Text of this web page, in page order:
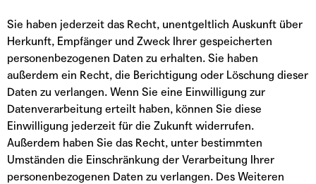
Sie haben jederzeit das Recht, unentgeltlich Auskunft über
Herkunft, Empfänger und Zweck Ihrer gespeicherten
personenbezogenen Daten zu erhalten. Sie haben
außerdem ein Recht, die Berichtigung oder Löschung dieser
Daten zu verlangen. Wenn Sie eine Einwilligung zur
Datenverarbeitung erteilt haben, können Sie diese
Einwilligung jederzeit für die Zukunft widerrufen.
Außerdem haben Sie das Recht, unter bestimmten
Umständen die Einschränkung der Verarbeitung Ihrer
personenbezogenen Daten zu verlangen. Des Weiteren